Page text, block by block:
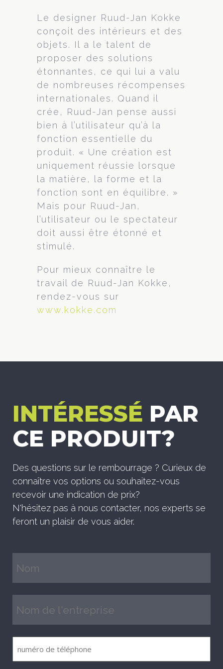
Le designer Ruud-Jan Kokke
conçoit des intérieurs et des
objets. Il a le talent de
proposer des solutions
étonnantes, ce qui lui a valu
de nombreuses récompenses
internationales. Quand il
crée, Ruud-Jan pense aussi
bien à l’utilisateur qu’à la
fonction essentielle du
produit. « Une création est
uniquement réussie lorsque
la matière, la forme et la
fonction sont en équilibre. »
Mais pour Ruud-Jan,
l’utilisateur ou le spectateur
doit aussi être étonné et
stimulé.
Pour mieux connaître le
travail de Ruud-Jan Kokke,
rendez-vous sur
www.kokke.com
INTÉRESSÉ PAR
CE PRODUIT?
Des questions sur le rembourrage ? Curieux de
connaître vos options ou souhaitez-vous
recevoir une indication de prix?
N'hésitez pas à nous contacter, nos experts se
feront un plaisir de vous aider.
(Nécessaire)
de
l'entreprise